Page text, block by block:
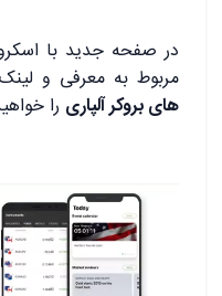
در صفحه جدید با
مربوط به معرفی و
های بروکر آلپاری را